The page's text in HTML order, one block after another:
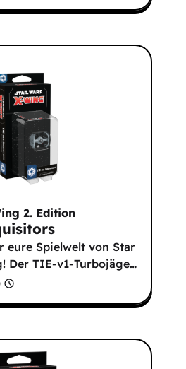
2. Edition
eure Spielwelt von Star
Der TIE-v1-Turbojäge…